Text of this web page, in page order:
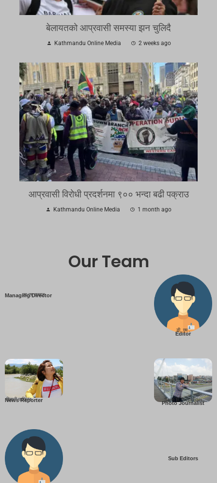
बेलायतको आप्रवासी समस्या झन चुलिदै
Kathmandu Online Media 2 weeks ago
आप्रवासी विरोधी प्रदर्शनमा ९०० भन्दा बढी पक्राउ
Kathmandu Online Media 1 month ago
Our Team
Managing Director
एम एम तामाङ
Editor
डी. एम .
News Reporter
बिहानी पाख्रिन
Photo Journalist
Som B. Lopchan
Sub Editors